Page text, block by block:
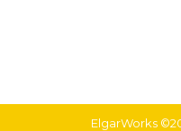
ElgarWorks